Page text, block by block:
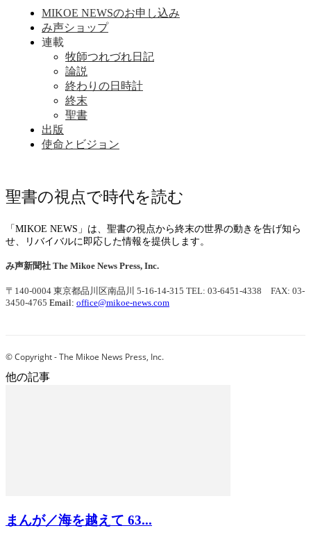
MIKOE NEWSのお申し込み
み声ショップ
連載
牧師つれづれ日記
論説
終わりの日時計
終末
聖書
出版
使命とビジョン
聖書の視点で時代を読む
「MIKOE NEWS」は、聖書の視点から終末の世界の動きを告げ知ら
せ、リバイバルに即応した情報を提供します。
み声新聞社 The Mikoe News Press, Inc.
〒140-0004 東京都品川区南品川 5-16-14-315 TEL: 03-6451-4338 FAX: 03-
3450-4765 Email: office@mikoe-news.com
© Copyright - The Mikoe News Press, Inc.
他の記事
まんが／海を越えて 63...